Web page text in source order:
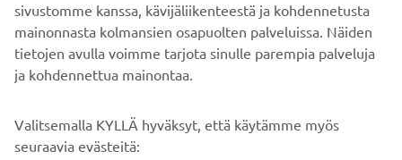
B2B
sivustomme kanssa, kävijäliikenteestä ja kohdennetusta
mainonnasta kolmansien osapuolten palveluissa. Näiden
tietojen avulla voimme tarjota sinulle parempia palveluja
ja kohdennettua mainontaa.
Valitsemalla KYLLÄ hyväksyt, että käytämme myös
seuraavia evästeitä: